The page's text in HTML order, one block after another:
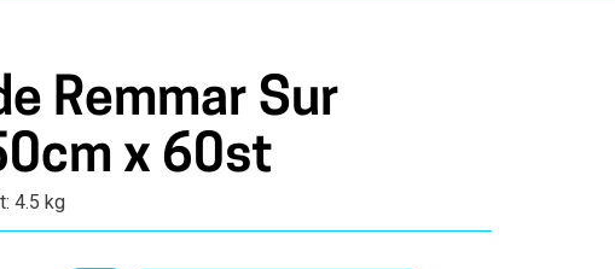
Remmar Sur
x 60st
4.5 kg